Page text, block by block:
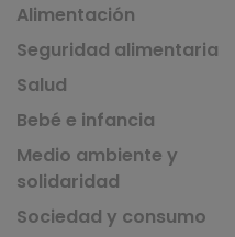
Alimentación
Seguridad alimentaria
Salud
Bebé e infancia
Medio ambiente y
solidaridad
Sociedad y consumo